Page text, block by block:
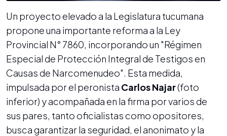
Un proyecto elevado a la Legislatura tucumana
propone una importante reforma a la Ley
Provincial N° 7860, incorporando un "Régimen
Especial de Protección Integral de Testigos en
Causas de Narcomenudeo". Esta medida,
impulsada por el peronista Carlos Najar(foto
inferior) y acompañada en la firma por varios de
sus pares, tanto oficialistas como opositores,
busca garantizar la seguridad, el anonimato y la